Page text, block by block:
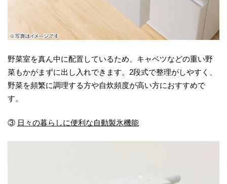
野菜室を真ん中に配置しているため、キャベツなどの重い野
菜もかがまずに出し入れできます。2段式で整理がしやすく、
野菜を頻繁に調理する方や自炊頻度が高い方におすすめで
す。
③ 日々の暮らしに便利な自動製氷機能